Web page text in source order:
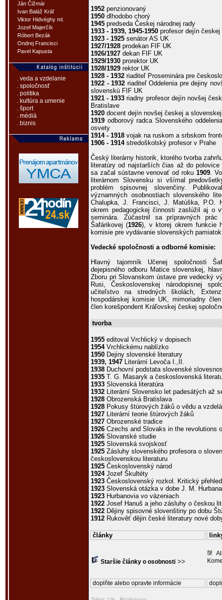
Ján Čižmár
Ivan Baláž Kráľ
Viktor Hidvéghy ml.
Jozef Majerčík
Róbert Bezák
Ondrej Francisci
Pavel Kapusta
. veda a vzdelanie
. spoločnosť
. politika
. kultúra a umenie
. šport
. médiá
. biznis
1952 penzionovaný
1950 dlhodobo chorý
1945 predseda Českej národnej rady
1933 - 1939, 1945-1950 profesor dejín
1923 - 1925 senátor AS UK
1927/1928 prodekan FIF UK
1926/1927 dekan FIF UK
1929/1930 prorektor UK
1928/1929 rektor UK
1928 - 1932 riaditeľ Proseminára pre
1922 - 1932 riaditeľ Oddelenia pre dejiny
slovenskú FIF UK
1921 - 1933 riadny profesor dejín novšej
Bratislave
1920 docent dejín novšej českej a
1919 odborový radca Slovenského
osvety
1914 - 1918 vojak na ruskom a srbskom
1906 - 1914stredoškolský profesor v Prahe
Český literárny historik, ktorého tvorba
literatúry od najstarších čias až do
sa začal sústavne venovať od roku 1909.
literárnom Slovensku si všímal
problém spisovnej slovenčiny.
významných osobnostiach slovenského
Chalupka, J. Francisci, J. Matúška, P.O.
okrem pedagogickej činnosti zaslúžil aj o
seminára. Zúčastnil sa prípravných
Šafárikovej (1926), v ktorej okrem funkcie
komisie pre vydávanie slovenských
Vedecké spoločnosti a odborné komisie:
Hlavný tajomník Učenej spoločnosti
dejepisného odboru Matice slovenskej,
Zboru pri Slovanskom ústave pre vedecký
Rusi, Československej národopisnej
učiteľstvo na stredných školách,
hospodárskej komisie UK, mimoriadny
člen korešpondent Kráľovskej českej
tvorba
1955 editoval Vrchlický v dopisech
1954Vrchlickému nablízko
1950 Dejiny slovenské literatury
1939, 1947 Literární Levoča I.,II.
1938 Duchovní podstata slovenské
1935 T. G. Masaryk a československá
1933 Slovenská literatúra
1932 Literární Slovensko let padesátých až
1928 Obrozenská Bratislava
1928 Pokusy štúrových žáků o vědu a
1927 Literární teorie štúrových žáků
1927 Obrozenské tradice
1926 Czechs and Slovaks in the revolutions
1926 Slovanské studie
1925 Slovenská svojskosť
1925 Zásluhy slovenského profesora o
československou literaturu
1925 Československý národ
1924Jozef Škultéty
1923 Československý rozkol. Kritický
1923 Slovenská otázka v dobe J. M. Hurbana
1923 Hurbanovia vo väzeniach
1922 Josef Hanuš a jeho zásluhy o českou
1922 Dějiny spisovné slovenštiny po dobu
1912 Rukověť dějin české literatury nové
články
Staršie články o osobnosti >>
doplňte alebo opravte informácie